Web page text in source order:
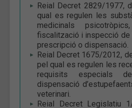
Reial Decret 2829/1977,
qual es regulen les
medicinals
fiscalització i inspecció de
prescripció o dispensació.
Reial Decret 1675/2012,
pel qual es regulen les
requisits especials
dispensació
veterinari.
Reial Decret Legislatiu